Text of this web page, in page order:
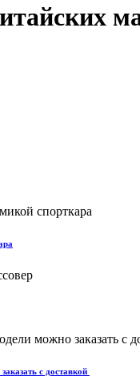
с доставкой